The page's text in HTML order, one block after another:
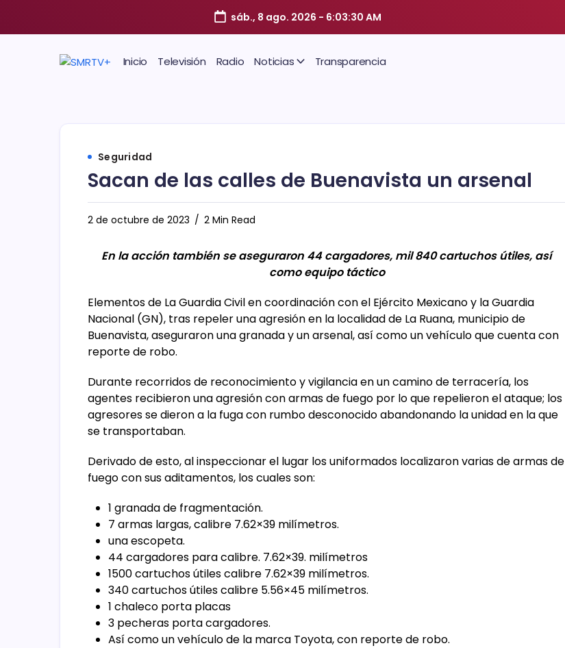
sáb., 8 ago. 2026 - 6:03:30 AM
Inicio Televisión Radio Noticias Transparencia
Seguridad
Sacan de las calles de Buenavista un arsenal
2 de octubre de 2023 2 Min Read
En la acción también se aseguraron 44 cargadores, mil 840 cartuchos útiles, así
como equipo táctico
Elementos de La Guardia Civil en coordinación con el Ejército Mexicano y la Guardia
Nacional (GN), tras repeler una agresión en la localidad de La Ruana, municipio de
Buenavista, aseguraron una granada y un arsenal, así como un vehículo que cuenta con
reporte de robo.
Durante recorridos de reconocimiento y vigilancia en un camino de terracería, los
agentes recibieron una agresión con armas de fuego por lo que repelieron el ataque; los
agresores se dieron a la fuga con rumbo desconocido abandonando la unidad en la que
se transportaban.
Derivado de esto, al inspeccionar el lugar los uniformados localizaron varias de armas de
fuego con sus aditamentos, los cuales son:
1 granada de fragmentación.
7 armas largas, calibre 7.62×39 milímetros.
una escopeta.
44 cargadores para calibre. 7.62×39. milímetros
1500 cartuchos útiles calibre 7.62×39 milímetros.
340 cartuchos útiles calibre 5.56×45 milímetros.
1 chaleco porta placas
3 pecheras porta cargadores.
Así como un vehículo de la marca Toyota, con reporte de robo.